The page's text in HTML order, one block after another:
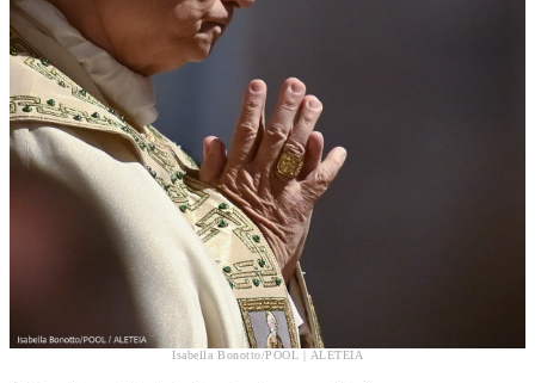
Isabella Bonotto/POOL | ALETEIA